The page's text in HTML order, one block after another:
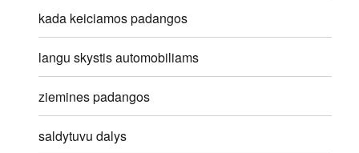
kada keiciamos padangos
langu skystis automobiliams
ziemines padangos
saldytuvu dalys